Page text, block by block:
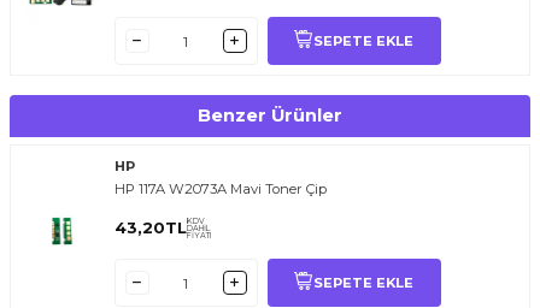
SEPETE EKLE
Benzer Ürünler
HP
HP 117A W2073A Mavi Toner Çip
43,20TLKDV
DAHİL
FİYATI
SEPETE EKLE